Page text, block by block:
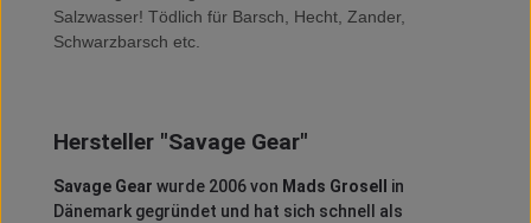
Salzwasser! Tödlich für Barsch, Hecht, Zander,
Schwarzbarsch etc.
Hersteller "Savage Gear"
Savage Gear wurde 2006 von Mads Grosell
in
Dänemark gegründet und hat sich schnell als